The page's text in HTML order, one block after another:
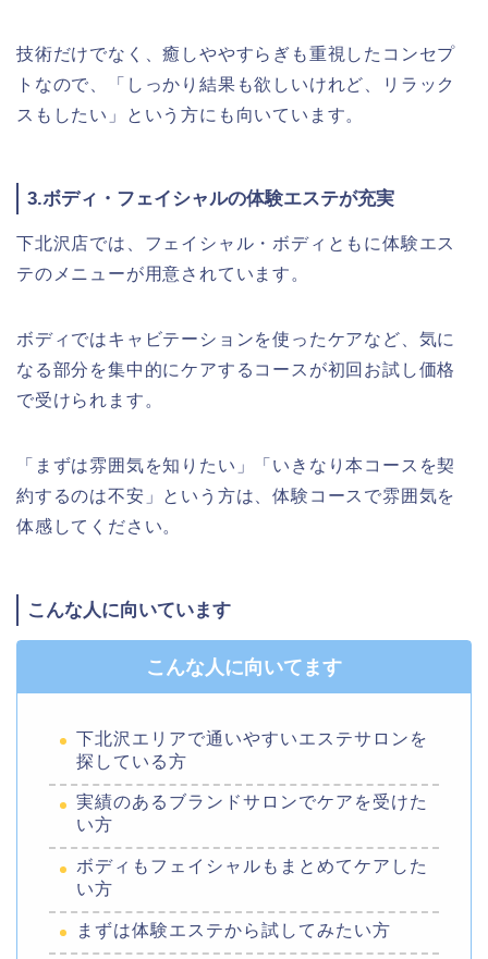
技術だけでなく、癒しややすらぎも重視したコンセプ
トなので、「しっかり結果も欲しいけれど、リラック
スもしたい」という方にも向いています。
3.ボディ・フェイシャルの体験エステが充実
下北沢店では、フェイシャル・ボディともに体験エス
テのメニューが用意されています。
ボディではキャビテーションを使ったケアなど、気に
なる部分を集中的にケアするコースが初回お試し価格
で受けられます。
「まずは雰囲気を知りたい」「いきなり本コースを契
約するのは不安」という方は、体験コースで雰囲気を
体感してください。
こんな人に向いています
こんな人に向いてます
下北沢エリアで通いやすいエステサロンを
探している方
実績のあるブランドサロンでケアを受けた
い方
ボディもフェイシャルもまとめてケアした
い方
まずは体験エステから試してみたい方